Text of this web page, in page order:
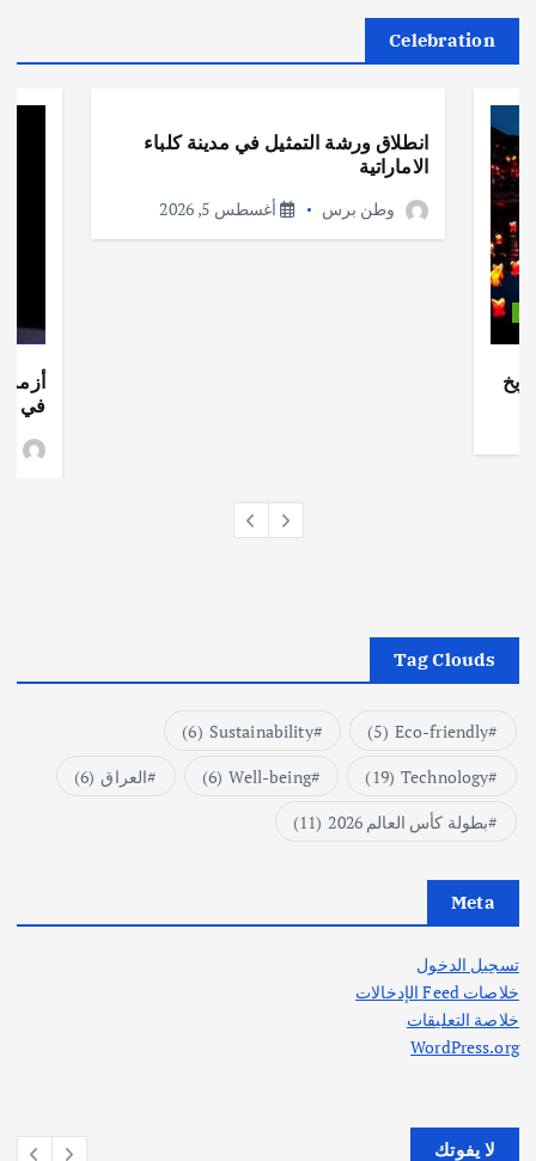
Celebration
انطلاق ورشة التمثيل في مدينة كلباء
الاماراتية
وطن برس أغسطس 5, 2026
أزمة
في
Tag Clouds
Eco-friendly
(5)
Sustainability
(6)
Technology
(19)
Well-being
(6) العراق (6)
بطولة كأس العالم 2026
(11)
Meta
تسجيل الدخول
خلاصات Feed الإدخالات
خلاصة التعليقات
WordPress.org
لا يفوتك